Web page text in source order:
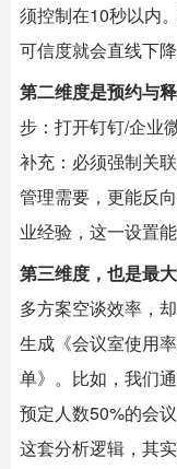
须控制在10秒以内
可信度就会直线下
第二维度是预约与
步：打开钉钉/企业
补充：必须强制关
管理需要，更能反
业经验，这一设置
第三维度，也是最
多方案空谈效率，
生成《会议室使用
单》。比如，我们
预定人数50%的会
这套分析逻辑，其